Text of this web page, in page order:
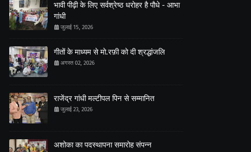
भावी पीढ़ी के लिए सर्वश्रेष्ठ धरोहर है पौधे - आभा
गांधी
जुलाई 15, 2026
गीतों के माध्यम से मो.रफ़ी को दी श्रद्धांजलि
अगस्त 02, 2026
राजेंद्र गांधी मल्टीपल पिन से सम्मानित
जुलाई 23, 2026
अशोका का पदस्थापना समारोह संपन्न